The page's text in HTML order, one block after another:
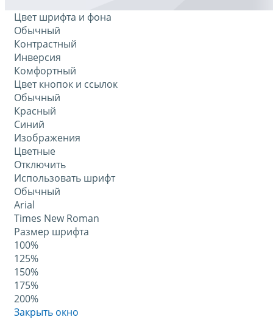
Цвет шрифта и фона
Обычный
Контрастный
Инверсия
Комфортный
Цвет кнопок и ссылок
Обычный
Красный
Синий
Изображения
Цветные
Отключить
Использовать шрифт
Обычный
Arial
Times New Roman
Размер шрифта
100%
125%
150%
175%
200%
Закрыть окно